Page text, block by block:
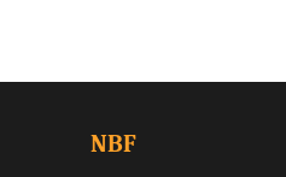
NBF